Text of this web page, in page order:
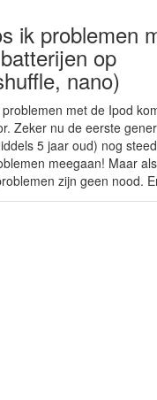
ik problemen
op
nano)
met de Ipod
Zeker nu de eerste
5 jaar oud) nog
meegaan! Maar
zijn geen nood.